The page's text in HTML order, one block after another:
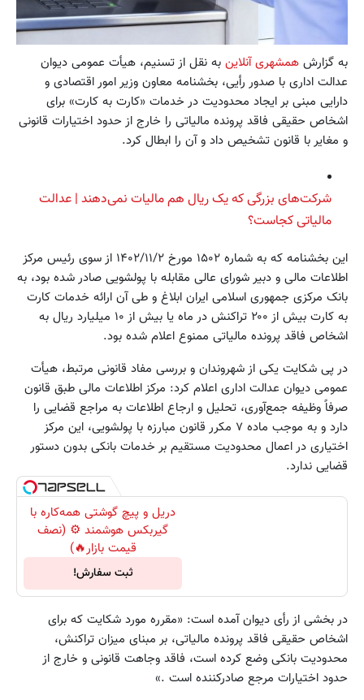
به گزارش همشهری آنلاین به نقل از تسنیم، هیأت عمومی دیوان
عدالت اداری با صدور رأیی، بخشنامه معاون وزیر امور اقتصادی و
دارایی مبنی بر ایجاد محدودیت در خدمات «کارت به کارت» برای
اشخاص حقیقی فاقد پرونده مالیاتی را خارج از حدود اختیارات قانونی
و مغایر با قانون تشخیص داد و آن را ابطال کرد.
شرکت‌های بزرگی که یک ریال هم مالیات نمی‌دهند | عدالت
مالیاتی کجاست؟
این بخشنامه که به شماره ۱۵۰۲ مورخ ۱۴۰۲/۱۱/۲ از سوی رئیس مرکز
اطلاعات مالی و دبیر شورای عالی مقابله با پولشویی صادر شده بود، به
بانک مرکزی جمهوری اسلامی ایران ابلاغ و طی آن ارائه خدمات کارت
به کارت بیش از ۲۰۰ تراکنش در ماه یا بیش از ۱۰ میلیارد ریال به
اشخاص فاقد پرونده مالیاتی ممنوع اعلام شده بود.
در پی شکایت یکی از شهروندان و بررسی مفاد قانونی مرتبط، هیأت
عمومی دیوان عدالت اداری اعلام کرد: مرکز اطلاعات مالی طبق قانون
صرفاً وظیفه جمع‌آوری، تحلیل و ارجاع اطلاعات به مراجع قضایی را
دارد و به موجب ماده ۷ مکرر قانون مبارزه با پولشویی، این مرکز
اختیاری در اعمال محدودیت مستقیم بر خدمات بانکی بدون دستور
قضایی ندارد.
دریل و پیچ گوشتی همه‌کاره با
گیربکس هوشمند ⚙️ (نصف
قیمت بازار🔥)
ثبت سفارش!
در بخشی از رأی دیوان آمده است: «مقرره مورد شکایت که برای
اشخاص حقیقی فاقد پرونده مالیاتی، بر مبنای میزان تراکنش،
محدودیت بانکی وضع کرده است، فاقد وجاهت قانونی و خارج از
حدود اختیارات مرجع صادرکننده است .»